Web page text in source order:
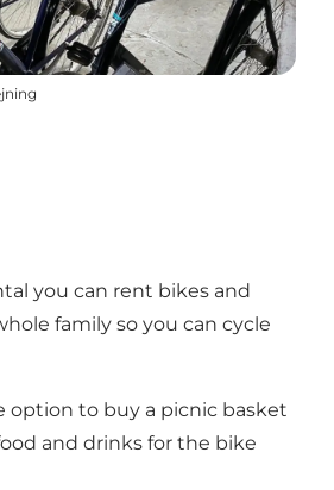
you can rent bikes and
family so you can cycle
option to buy a picnic basket
and drinks for the bike